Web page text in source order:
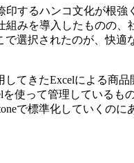
するハンコ文化が根強
みを導入したものの、
選択されたのが、快適
てきたExcelによる商
を使って管理しているも
で標準化していくのに